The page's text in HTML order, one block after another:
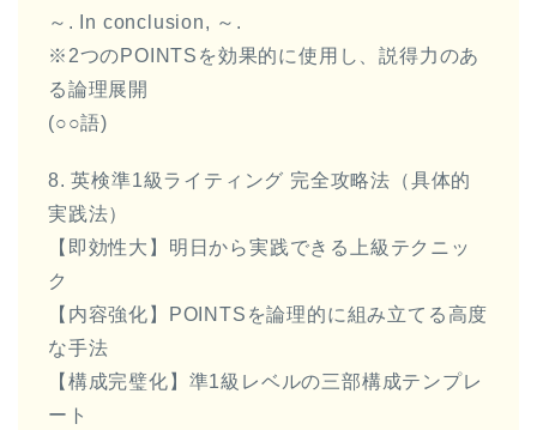
～. In conclusion, ～.
※2つのPOINTSを効果的に使用し、説得力のあ
る論理展開
(○○語)
8. 英検準1級ライティング 完全攻略法（具体的
実践法）
【即効性大】明日から実践できる上級テクニッ
ク
【内容強化】POINTSを論理的に組み立てる高度
な手法
【構成完璧化】準1級レベルの三部構成テンプレ
ート